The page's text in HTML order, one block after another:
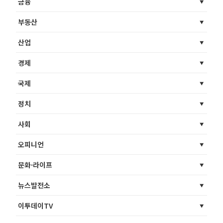
부동산
산업
경제
국제
정치
사회
오피니언
문화·라이프
뉴스발전소
이투데이TV